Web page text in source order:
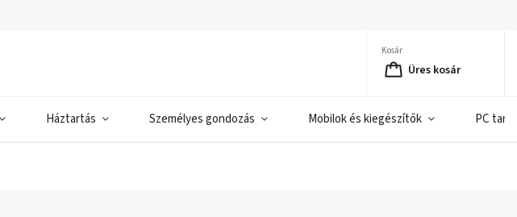
Kosár
Üres kosár
Háztartás Személyes gondozás Mobilok és kiegészítők PC